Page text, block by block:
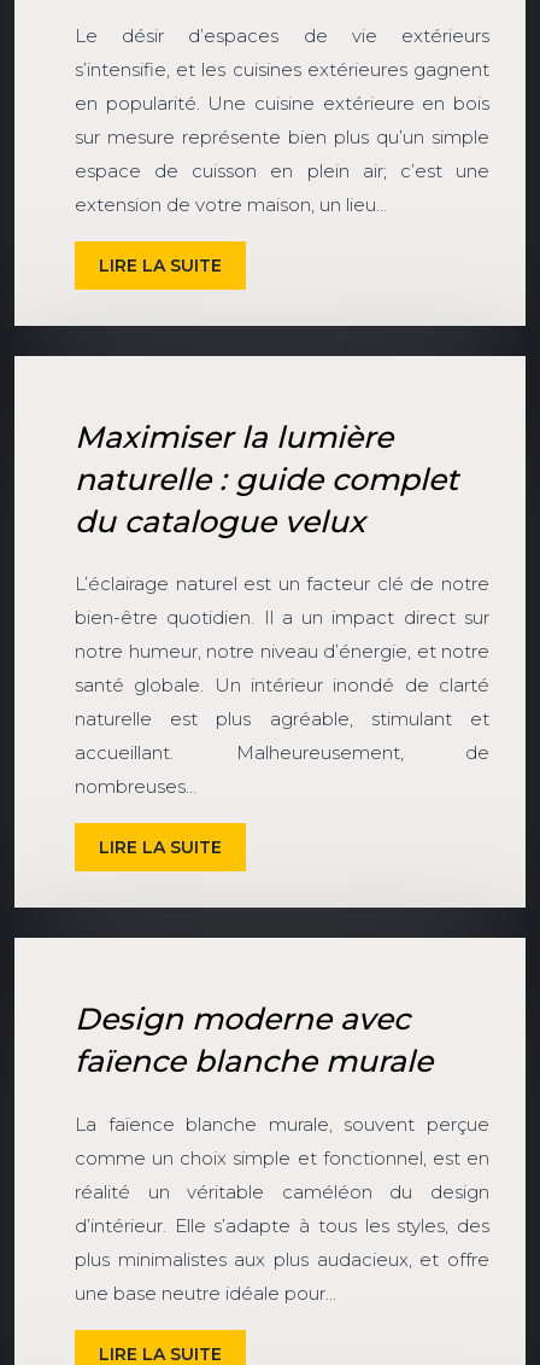
Le désir d’espaces de vie extérieurs
s’intensifie, et les cuisines extérieures gagnent
en popularité. Une cuisine extérieure en bois
sur mesure représente bien plus qu’un simple
espace de cuisson en plein air; c’est une
extension de votre maison, un lieu…
LIRE LA SUITE
Maximiser la lumière
naturelle : guide complet
du catalogue velux
L’éclairage naturel est un facteur clé de notre
bien-être quotidien. Il a un impact direct sur
notre humeur, notre niveau d’énergie, et notre
santé globale. Un intérieur inondé de clarté
naturelle est plus agréable, stimulant et
accueillant. Malheureusement, de
nombreuses…
LIRE LA SUITE
Design moderne avec
faïence blanche murale
La faïence blanche murale, souvent perçue
comme un choix simple et fonctionnel, est en
réalité un véritable caméléon du design
d’intérieur. Elle s’adapte à tous les styles, des
plus minimalistes aux plus audacieux, et offre
une base neutre idéale pour…
LIRE LA SUITE